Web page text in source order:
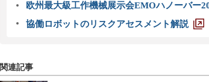
欧州最大級工作機械展示会EMOハノーバー
協働ロボットのリスクアセスメント解説
関連記事